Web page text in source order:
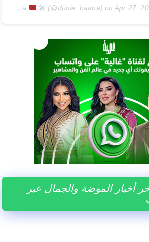
Dunia Batma 🎤 (@dunia_batma) on Apr 27,
أخبار الموضة والجمال عبر